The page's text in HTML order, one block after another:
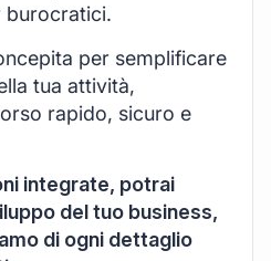
burocratici.
per semplificare
tua attività,
rapido, sicuro e
integrate, potrai
del tuo business,
di ogni dettaglio